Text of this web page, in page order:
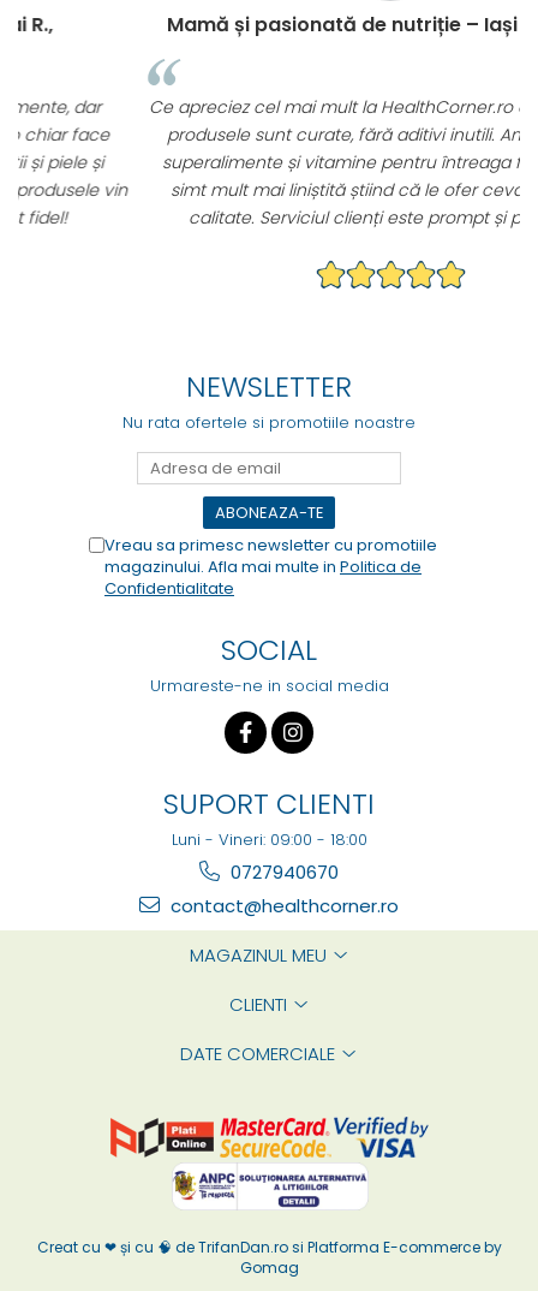
Mamă și pasionată de nutriție – Iași Ioana C.,
Ce apreciez cel mai mult la HealthCorner.ro este faptul că
produsele sunt curate, fără aditivi inutili. Am cumpărat
superalimente și vitamine pentru întreaga familie și mă
simt mult mai liniștită știind că le ofer ceva sigur și de
calitate. Serviciul clienți este prompt și prietenos.
NEWSLETTER
Nu rata ofertele si promotiile noastre
Vreau sa primesc newsletter cu promotiile
magazinului. Afla mai multe in Politica de
Confidentialitate
SOCIAL
Urmareste-ne in social media
SUPORT CLIENTI
Luni - Vineri: 09:00 - 18:00
0727940670
contact@healthcorner.ro
MAGAZINUL MEU
CLIENTI
DATE COMERCIALE
Creat cu ❤ și cu 🧠 de TrifanDan.rosi Platforma E-commerce by
Gomag